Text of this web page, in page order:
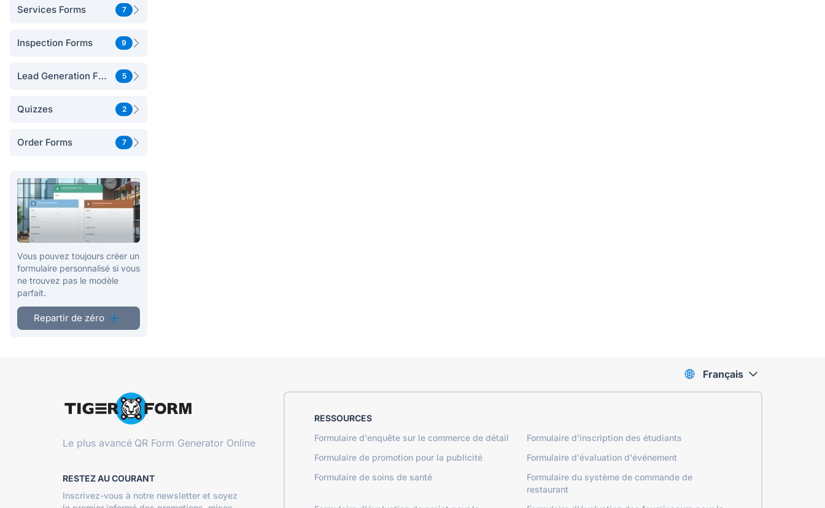
Services Forms 7
Inspection Forms 9
Lead Generation Forms 5
Quizzes 2
Order Forms 7
Vous pouvez toujours créer un
formulaire personnalisé si vous
ne trouvez pas le modèle
parfait.
Repartir de zéro
Le plus avancé QR Form Generator Online
RESTEZ AU COURANT
Inscrivez-vous à notre newsletter et soyez
RESSOURCES
Formulaire d'enquête sur le commerce de détail
Formulaire d'inscription des étudiants
Formulaire de promotion pour la publicité
Formulaire d'évaluation d'événement
Formulaire de soins de santé
Formulaire du système de commande de
restaurant
Français